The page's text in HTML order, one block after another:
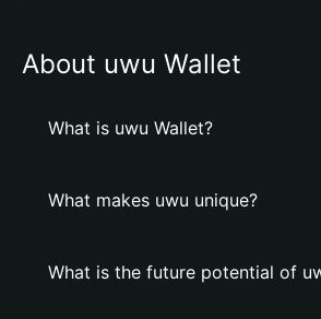
About uwu Wallet
What is uwu Wallet?
What makes uwu unique?
What is the future potential of